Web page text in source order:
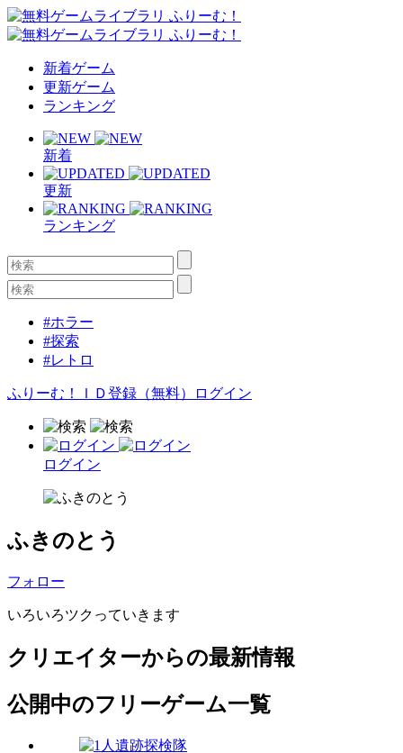
新着ゲーム
更新ゲーム
ランキング
新着
更新
ランキング
#ホラー
#探索
#レトロ
ふりーむ！ＩＤ登録（無料） ログイン
ログイン
ふきのとう
フォロー
いろいろツクっていきます
クリエイターからの最新情報
公開中のフリーゲーム一覧